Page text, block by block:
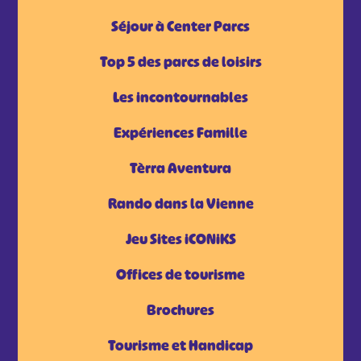
Séjour à Center Parcs
Top 5 des parcs de loisirs
Les incontournables
Expériences Famille
Tèrra Aventura
Rando dans la Vienne
Jeu Sites iCONiKS
Offices de tourisme
Brochures
Tourisme et Handicap